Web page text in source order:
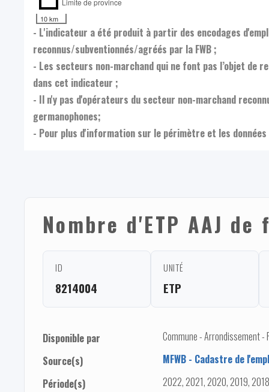
Limite de province
10 km
- L'indicateur a été produit à partir des encodages
reconnus/subventionnés/agréés par la FWB ;
- Les secteurs non-marchand qui ne font pas l’objet de
dans cet indicateur ;
- Il n'y pas d'opérateurs du secteur non-marchand
germanophones;
- Pour plus d'information sur le périmètre et les
Nombre d'ETP AAJ
ID
8214004
UNITÉ
ETP
Disponible par
Commune - Arrondissement -
Source(s)
MFWB - Cadastre de
Période(s)
2022, 2021, 2020, 2019,